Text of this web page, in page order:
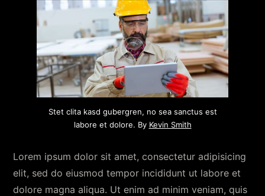
Stet clita kasd gubergren, no sea sanctus est
labore et dolore. By Kevin Smith
Lorem ipsum dolor sit amet, consectetur adipisicing
elit, sed do eiusmod tempor incididunt ut labore et
dolore magna aliqua. Ut enim ad minim veniam, quis